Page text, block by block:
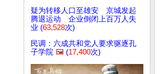
疑为转移人口至雄安 京城发起
腾退运动 企业倒闭上百万人失
业 (63,528次)
民调：六成共和党人要求驱逐孔
子学院 🖼️ (17,400次)